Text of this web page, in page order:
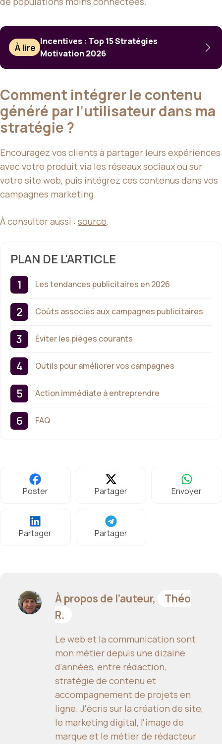
À lire
Incentives : Top 15 Stratégies
Motivation 2026
Comment intégrer le contenu
généré par l’utilisateur dans ma
stratégie ?
Encouragez vos clients à partager leurs expériences
avec votre produit via les réseaux sociaux ou sur
votre site web, puis intégrez ces contenus dans vos
campagnes marketing.
À consulter aussi : source.
PLAN DE L'ARTICLE
Les tendances publicitaires en 2026
Coûts associés aux campagnes publicitaires
Éviter les pièges courants
Outils pour améliorer vos campagnes
Action immédiate à entreprendre
FAQ
Poster Partager Envoyer
Partager Partager
À propos de l’auteur,
Théo
R.
Le web et la communication sont
mon métier depuis une dizaine
d'années, entre rédaction,
stratégie de contenu et
accompagnement de projets en
ligne. J'écris sur la création de site,
le marketing digital, l'image de
marque et le métier de rédacteur